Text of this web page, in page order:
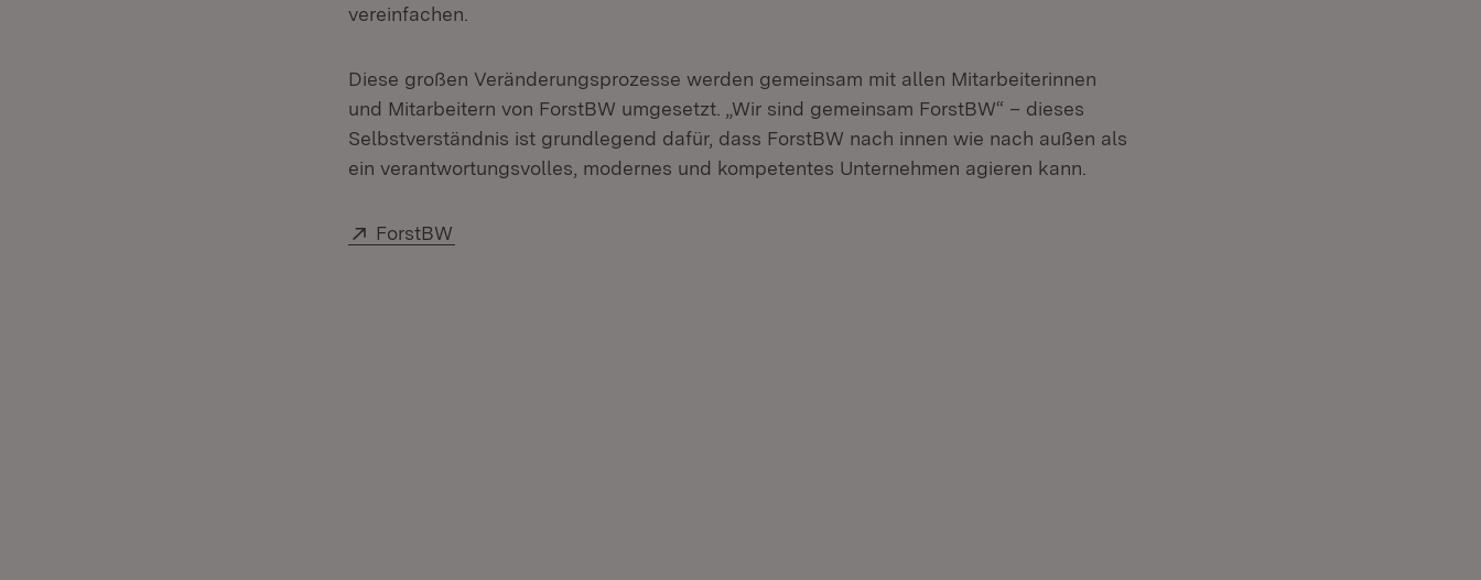
vereinfachen.
Diese großen Veränderungsprozesse werden gemeinsam mit allen Mitarbeiterinnen
und Mitarbeitern von ForstBW umgesetzt. „Wir sind gemeinsam ForstBW“ – dieses
Selbstverständnis ist grundlegend dafür, dass ForstBW nach innen wie nach außen als
ein verantwortungsvolles, modernes und kompetentes Unternehmen agieren kann.
Extern:
ForstBW